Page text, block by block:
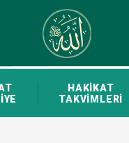
HAKİKAT
TAKVİMLERİ